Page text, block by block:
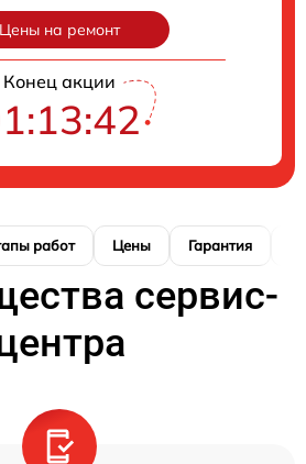
Цены на ремонт
Конец акции
работ Цены Гарантия
сервис-